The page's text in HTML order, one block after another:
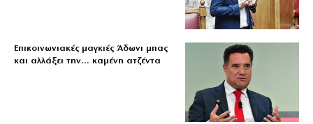
Επικοινωνιακές μαγκιές Άδωνι μπας
και αλλάξει την… καμένη ατζέντα